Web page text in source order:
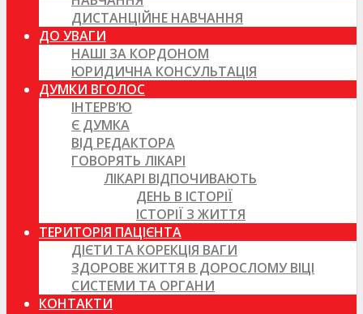
ДИСТАНЦІЙНЕ НАВЧАННЯ
ДО УВАГИ
НАШІ ЗА КОРДОНОМ
ЮРИДИЧНА КОНСУЛЬТАЦІЯ
ДУМКИ ВГОЛОС
ІНТЕРВ’Ю
Є ДУМКА
ВІД РЕДАКТОРА
ГОВОРЯТЬ ЛІКАРІ
ЛІКАРІ ВІДПОЧИВАЮТЬ
ДЕНЬ В ІСТОРІЇ
ІСТОРІЇ З ЖИТТЯ
ТЕРИТОРІЯ ПАЦІЄНТА
ДІЄТИ ТА КОРЕКЦІЯ ВАГИ
ЗДОРОВЕ ЖИТТЯ В ДОРОСЛОМУ ВІЦІ
СИСТЕМИ ТА ОРГАНИ
КОНТАКТИ